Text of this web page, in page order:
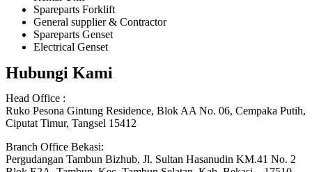
Spareparts Forklift
General supplier & Contractor
Spareparts Genset
Electrical Genset
Hubungi Kami
Head Office :
Ruko Pesona Gintung Residence, Blok AA No. 06, Cempaka Putih,
Ciputat Timur, Tangsel 15412
Branch Office Bekasi:
Pergudangan Tambun Bizhub, Jl. Sultan Hasanudin KM.41 No. 2